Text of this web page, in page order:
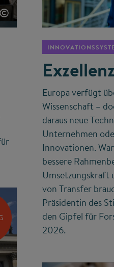
©
Europa verfügt
Wissenschaft –
daraus neue
Unternehmen
Innovationen.
bessere
Umsetzungskraft
von Transfer
Präsidentin des
den Gipfel für
2026.